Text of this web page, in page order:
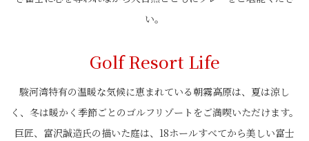
い。
Golf Resort Life
駿河湾特有の温暖な気候に恵まれている朝霧高原は、夏は涼し
く、冬は暖かく季節ごとのゴルフリゾートをご満喫いただけます。
巨匠、富沢誠造氏の描いた庭は、18ホールすべてから美しい富士